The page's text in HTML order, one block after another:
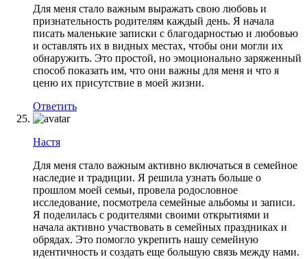
Для меня стало важным выражать свою любовь и
признательность родителям каждый день. Я начала
писать маленькие записки с благодарностью и любовью
и оставлять их в видных местах, чтобы они могли их
обнаружить. Это простой, но эмоционально заряженный
способ показать им, что они важны для меня и что я
ценю их присутствие в моей жизни.
Ответить
Настя
Для меня стало важным активно включаться в семейное
наследие и традиции. Я решила узнать больше о
прошлом моей семьи, провела родословное
исследование, посмотрела семейные альбомы и записи.
Я поделилась с родителями своими открытиями и
начала активно участвовать в семейных праздниках и
обрядах. Это помогло укрепить нашу семейную
идентичность и создать еще большую связь между нами.